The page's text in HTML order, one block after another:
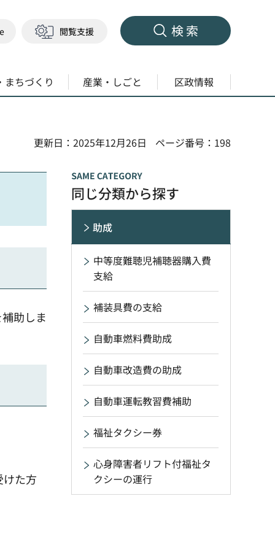
閲覧支援 検索
まちづくり 産業・しごと 区政情報
更新日：2025年12月26日
ページ番号：198
助しま
た方
同じ分類から探す
助成
中等度難聴児補聴器購入費
支給
補装具費の支給
自動車燃料費助成
自動車改造費の助成
自動車運転教習費補助
福祉タクシー券
心身障害者リフト付福祉タ
クシーの運行